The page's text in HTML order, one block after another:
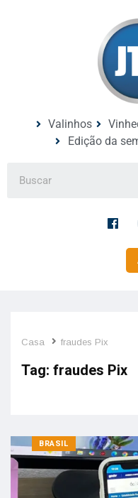
Valinhos
Edição da
Casa fraudes Pix
Tag: fraudes Pix
BRASIL